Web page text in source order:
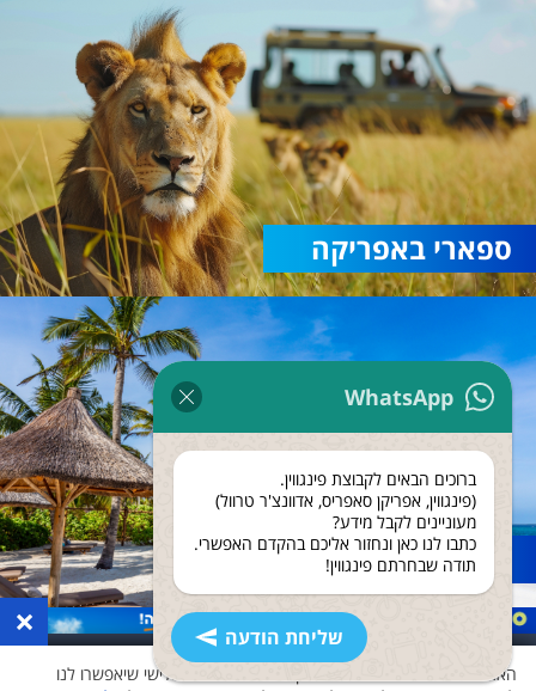
WhatsApp
ברוכים הבאים לקבוצת פינגווין.
(פינגווין, אפריקן סאפריס, אדוונצ'ר טרוול)
מעוניינים לקבל מידע?
כתבו לנו כאן ונחזור אליכם בהקדם האפשרי.
תודה שבחרתם פינגווין!
שליחת הודעה
ספארי באפריקה
נופש בזנזיבר
×
האתר שלנו משתמש בעוגיות ואוסף נתונים גם לצד שלישי שיאפשרו לנו